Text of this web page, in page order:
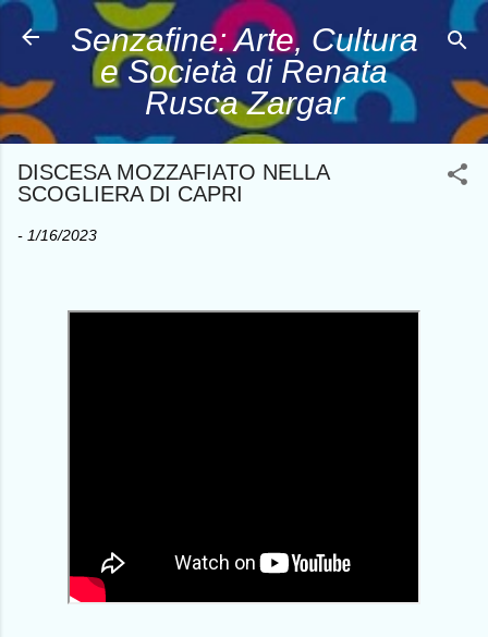
Passa ai contenuti principali
Senzafine: Arte, Cultura
e Società di Renata
Rusca Zargar
DISCESA MOZZAFIATO NELLA
SCOGLIERA DI CAPRI
- 1/16/2023